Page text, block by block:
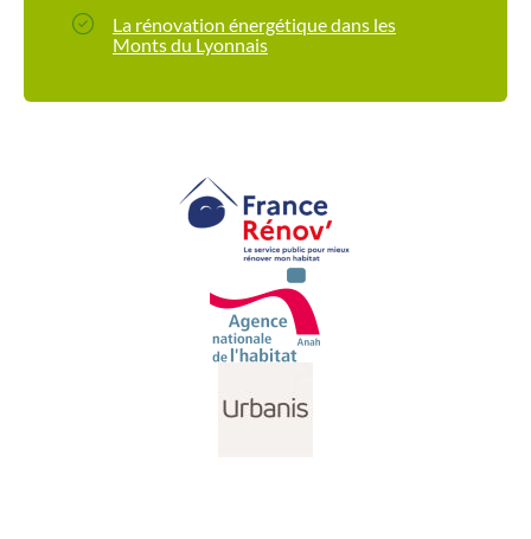
La rénovation énergétique dans les
Monts du Lyonnais